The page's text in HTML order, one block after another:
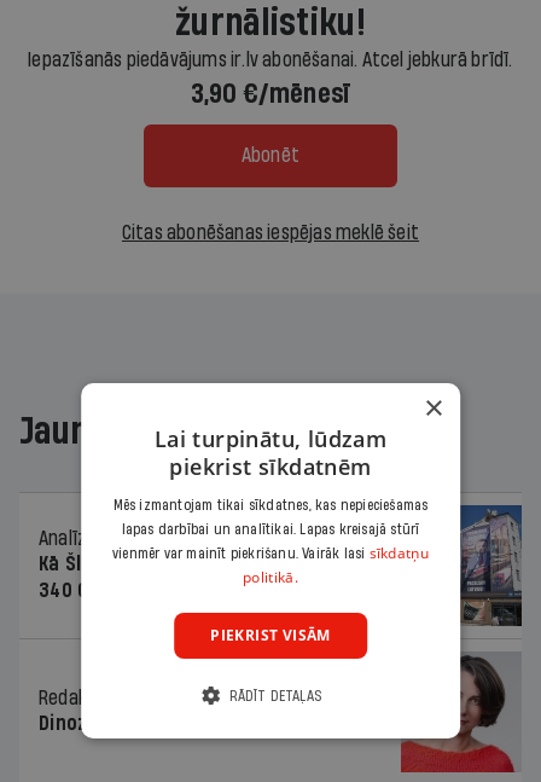
žurnālistiku!
Iepazīšanās piedāvājums ir.lv abonēšanai. Atcel jebkurā brīdī.
3,90 €/mēnesī
Abonēt
Citas abonēšanas iespējas meklē šeit
Jaunākajā žurnālā
Analīze
06.08.2026.
Kā Šlesera partija palika nesodīta par
340 000 vērtu reklāmas kampaņu
Redaktores sleja
06.08.2026.
Dinozaura triks
×
Lai turpinātu, lūdzam
piekrist sīkdatnēm
Mēs izmantojam tikai sīkdatnes, kas nepieciešamas
lapas darbībai un analītikai. Lapas kreisajā stūrī
vienmēr var mainīt piekrišanu. Vairāk lasi sīkdatņu
politikā.
PIEKRIST VISĀM
RĀDĪT DETAĻAS